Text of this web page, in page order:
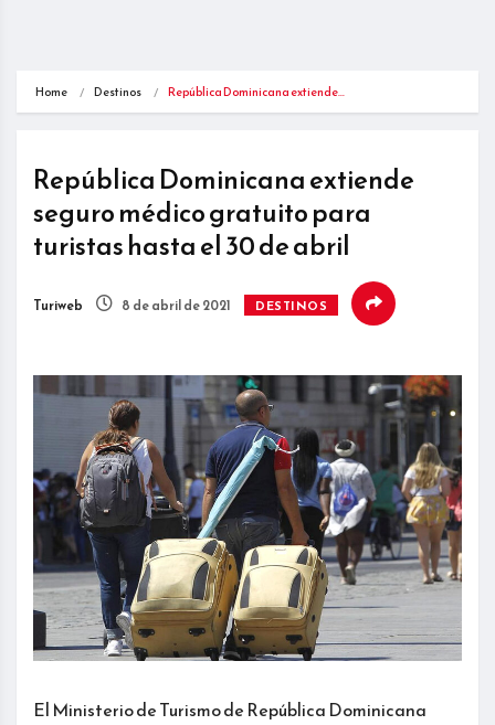
Home Destinos República Dominicana extiende…
República Dominicana extiende
seguro médico gratuito para
turistas hasta el 30 de abril
Turiweb 8 de abril de 2021 DESTINOS
El Ministerio de Turismo de República Dominicana